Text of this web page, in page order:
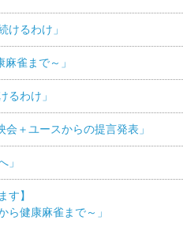
けるわけ」
雀まで～」
るわけ」
＋ユースからの提言発表」
」
す】
健康麻雀まで～」